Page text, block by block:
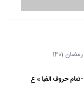
1401
-تمام حروف الفبا » ع